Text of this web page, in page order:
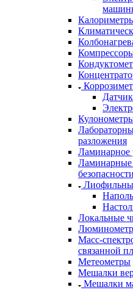
разложения
Ламинарное
Ламинарные
безопасности
Локальные
Масс-
связанной
Метеометры
Мешалки
Мешалки